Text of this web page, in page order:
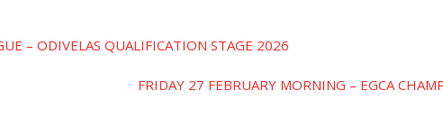
– ODIVELAS QUALIFICATION STAGE 2026
FRIDAY 27 FEBRUARY MORNING – EGCA